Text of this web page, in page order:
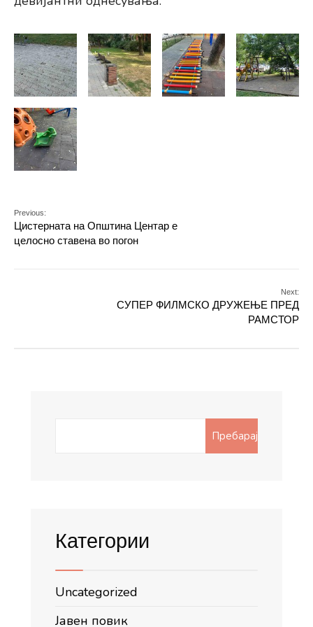
Previous:
Цистерната на Општина Центар е
целосно ставена во погон
Next:
СУПЕР ФИЛМСКО ДРУЖЕЊЕ ПРЕД
РАМСТОР
Пребарај
Категории
Uncategorized
Јавен повик